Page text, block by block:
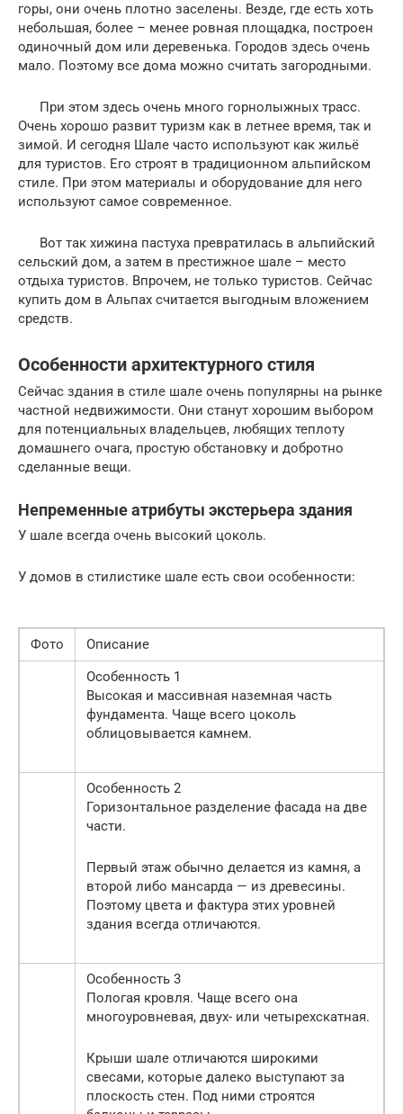
горы, они очень плотно заселены. Везде, где есть хоть
небольшая, более – менее ровная площадка, построен
одиночный дом или деревенька. Городов здесь очень
мало. Поэтому все дома можно считать загородными.
При этом здесь очень много горнолыжных трасс.
Очень хорошо развит туризм как в летнее время, так и
зимой. И сегодня Шале часто используют как жильё
для туристов. Его строят в традиционном альпийском
стиле. При этом материалы и оборудование для него
используют самое современное.
Вот так хижина пастуха превратилась в альпийский
сельский дом, а затем в престижное шале – место
отдыха туристов. Впрочем, не только туристов. Сейчас
купить дом в Альпах считается выгодным вложением
средств.
Особенности архитектурного стиля
Сейчас здания в стиле шале очень популярны на рынке
частной недвижимости. Они станут хорошим выбором
для потенциальных владельцев, любящих теплоту
домашнего очага, простую обстановку и добротно
сделанные вещи.
Непременные атрибуты экстерьера здания
У шале всегда очень высокий цоколь.
У домов в стилистике шале есть свои особенности:
Фото
Описание
Особенность 1
Высокая и массивная наземная часть
фундамента. Чаще всего цоколь
облицовывается камнем.
Особенность 2
Горизонтальное разделение фасада на две
части.
Первый этаж обычно делается из камня, а
второй либо мансарда — из древесины.
Поэтому цвета и фактура этих уровней
здания всегда отличаются.
Особенность 3
Пологая кровля. Чаще всего она
многоуровневая, двух- или четырехскатная.
Крыши шале отличаются широкими
свесами, которые далеко выступают за
плоскость стен. Под ними строятся